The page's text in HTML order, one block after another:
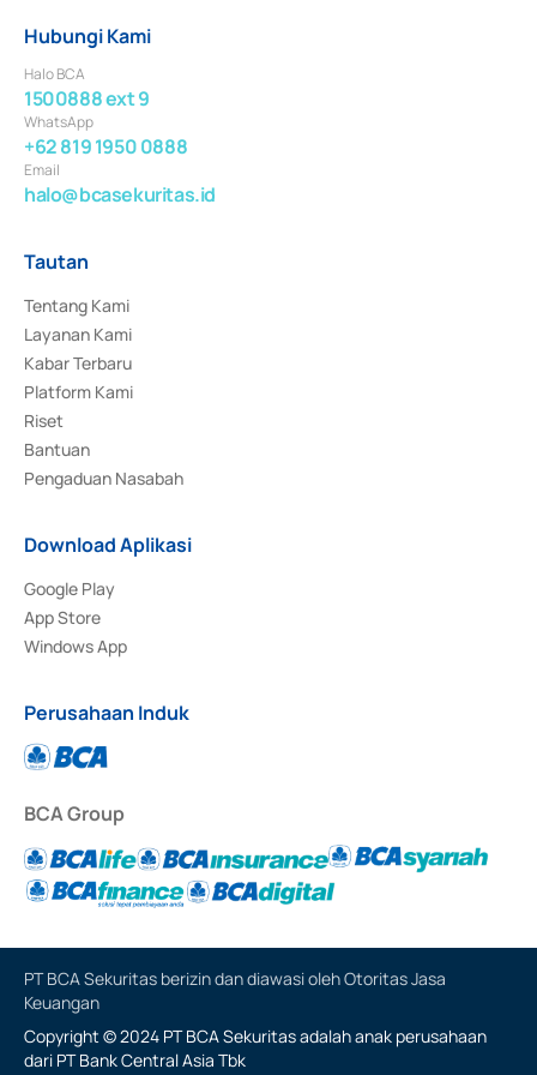
Hubungi Kami
Halo BCA
1500888 ext 9
WhatsApp
+62 819 1950 0888
Email
halo@bcasekuritas.id
Tautan
Tentang Kami
Layanan Kami
Kabar Terbaru
Platform Kami
Riset
Bantuan
Pengaduan Nasabah
Download Aplikasi
Google Play
App Store
Windows App
Perusahaan Induk
BCA Group
PT BCA Sekuritas berizin dan diawasi oleh Otoritas Jasa
Keuangan
Copyright © 2024 PT BCA Sekuritas adalah anak perusahaan
dari PT Bank Central Asia Tbk